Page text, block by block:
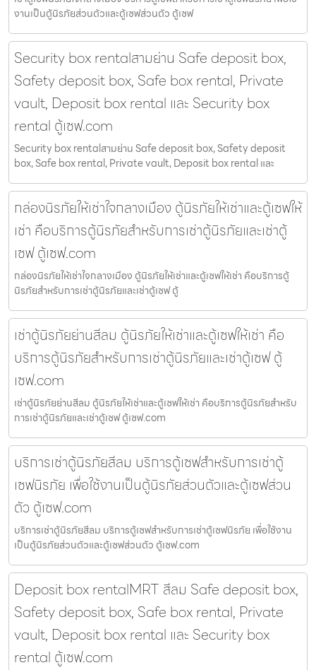
งานเป็นตู้นิรภัยส่วนตัวและตู้เซฟส่วนตัว ตู้เซฟ
Security box rentalสามย่าน Safe deposit box,
Safety deposit box, Safe box rental, Private
vault, Deposit box rental และ Security box
rental ตู้เซฟ.com
Security box rentalสามย่าน Safe deposit box, Safety deposit
box, Safe box rental, Private vault, Deposit box rental และ
กล่องนิรภัยให้เช่าใจกลางเมือง ตู้นิรภัยให้เช่าและตู้เซฟให้
เช่า คือบริการตู้นิรภัยสำหรับการเช่าตู้นิรภัยและเช่าตู้
เซฟ ตู้เซฟ.com
กล่องนิรภัยให้เช่าใจกลางเมือง ตู้นิรภัยให้เช่าและตู้เซฟให้เช่า คือบริการตู้
นิรภัยสำหรับการเช่าตู้นิรภัยและเช่าตู้เซฟ ตู้
เช่าตู้นิรภัยย่านสีลม ตู้นิรภัยให้เช่าและตู้เซฟให้เช่า คือ
บริการตู้นิรภัยสำหรับการเช่าตู้นิรภัยและเช่าตู้เซฟ ตู้
เซฟ.com
เช่าตู้นิรภัยย่านสีลม ตู้นิรภัยให้เช่าและตู้เซฟให้เช่า คือบริการตู้นิรภัยสำหรับ
การเช่าตู้นิรภัยและเช่าตู้เซฟ ตู้เซฟ.com
บริการเช่าตู้นิรภัยสีลม บริการตู้เซฟสำหรับการเช่าตู้
เซฟนิรภัย เพื่อใช้งานเป็นตู้นิรภัยส่วนตัวและตู้เซฟส่วน
ตัว ตู้เซฟ.com
บริการเช่าตู้นิรภัยสีลม บริการตู้เซฟสำหรับการเช่าตู้เซฟนิรภัย เพื่อใช้งาน
เป็นตู้นิรภัยส่วนตัวและตู้เซฟส่วนตัว ตู้เซฟ.com
Deposit box rentalMRT สีลม Safe deposit box,
Safety deposit box, Safe box rental, Private
vault, Deposit box rental และ Security box
rental ตู้เซฟ.com